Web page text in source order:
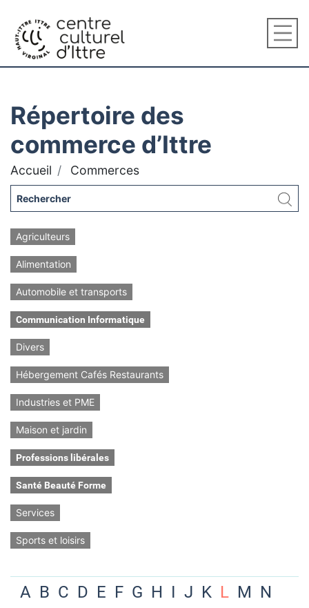
Répertoire des
commerce d’Ittre
Accueil Commerces
Agriculteurs
Alimentation
Automobile et transports
Communication Informatique
Divers
Hébergement Cafés Restaurants
Industries et PME
Maison et jardin
Professions libérales
Santé Beauté Forme
Services
Sports et loisirs
A B C D E F G H I J K L M N